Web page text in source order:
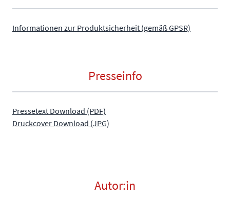
Informationen zur Produktsicherheit (gemäß GPSR)
Presseinfo
Pressetext Download (PDF)
Druckcover Download (JPG)
Autor:in